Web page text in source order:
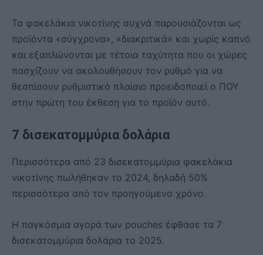
Τα φακελάκια νικοτίνης συχνά παρουσιάζονται ως
προϊόντα «σύγχρονα», «διακριτικά» και χωρίς καπνό
και εξαπλώνονται με τέτοια ταχύτητα που οι χώρες
πασχίζουν να ακολουθήσουν τον ρυθμό για να
θεσπίσουν ρυθμιστικό πλαίσιο προειδοποιεί ο ΠΟΥ
στην πρώτη του έκθεση για το προϊόν αυτό.
7 δισεκατομμύρια δολάρια
Περισσότερα από 23 δισεκατομμύρια φακελάκια
νικοτίνης πωλήθηκαν το 2024, δηλαδή 50%
περισσότερα από τον προηγούμενο χρόνο.
Η παγκόσμια αγορά των pouches έφθασε τα 7
δισεκατομμύρια δολάρια το 2025.